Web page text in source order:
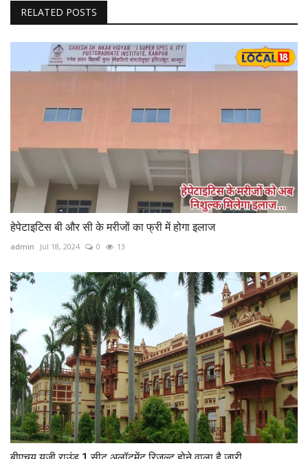
RELATED POSTS
हेपेटाइटिस बी और सी के मरीजों का फ्री में होगा इलाज
admin Jul 18, 2024 0 13